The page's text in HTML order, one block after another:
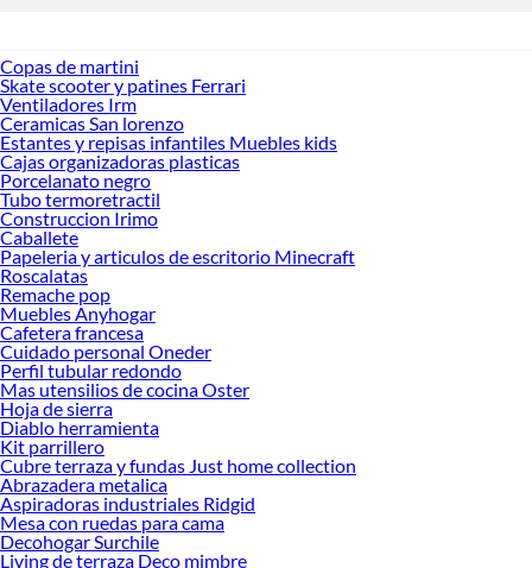
Copas de martini
Skate scooter y patines Ferrari
Ventiladores Irm
Ceramicas San lorenzo
Estantes y repisas infantiles Muebles kids
Cajas organizadoras plasticas
Porcelanato negro
Tubo termoretractil
Construccion Irimo
Caballete
Papeleria y articulos de escritorio Minecraft
Roscalatas
Remache pop
Muebles Anyhogar
Cafetera francesa
Cuidado personal Oneder
Perfil tubular redondo
Mas utensilios de cocina Oster
Hoja de sierra
Diablo herramienta
Kit parrillero
Cubre terraza y fundas Just home collection
Abrazadera metalica
Aspiradoras industriales Ridgid
Mesa con ruedas para cama
Decohogar Surchile
Living de terraza Deco mimbre